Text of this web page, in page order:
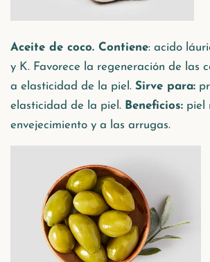
Aceite de coco. Contiene: acido
y K. Favorece la regeneración de las
a elasticidad de la piel. Sirve para:
elasticidad de la piel. Beneficios: piel
envejecimiento y a las arrugas.